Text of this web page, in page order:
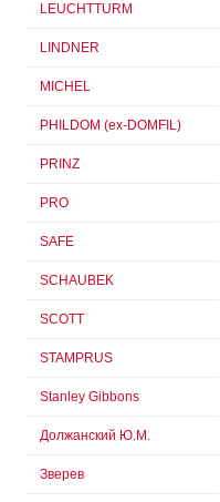
LEUCHTTURM
LINDNER
MICHEL
PHILDOM (ex-DOMFIL)
PRINZ
PRO
SAFE
SCHAUBEK
SCOTT
STAMPRUS
Stanley Gibbons
Должанский Ю.М.
Зверев